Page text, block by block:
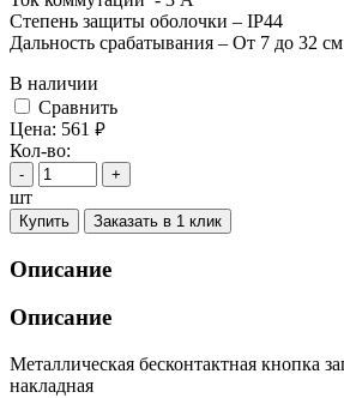
Степень защиты оболочки – IP44
Дальность срабатывания – От 7 до 32
В наличии
Cравнить
Цена: 561 руб.
Кол-во:
- +
шт
Купить Заказать в 1 клик
Описание
Описание
Металлическая бесконтактная кнопка
накладная